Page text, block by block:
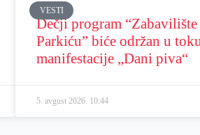
VESTI
Dečji program
Parkiću” biće održan u
manifestacije „Dani piva“
5. avgust 2026. 10:44